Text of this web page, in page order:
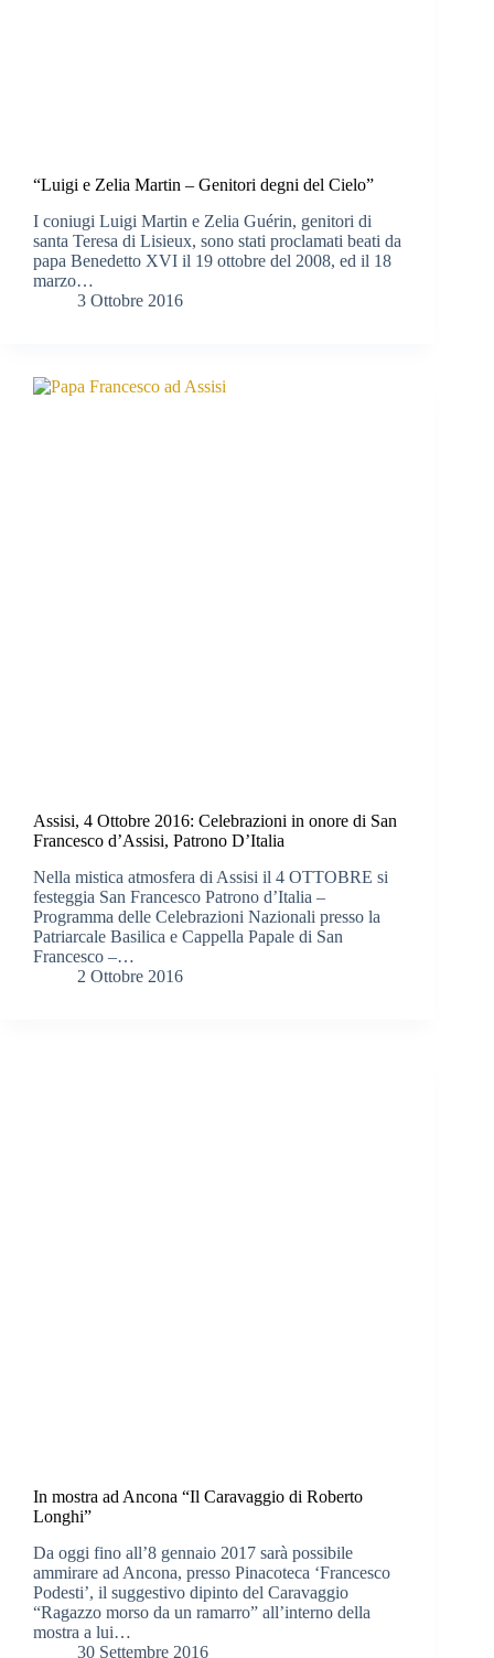
“Luigi e Zelia Martin – Genitori degni del Cielo”
I coniugi Luigi Martin e Zelia Guérin, genitori di
santa Teresa di Lisieux, sono stati proclamati beati da
papa Benedetto XVI il 19 ottobre del 2008, ed il 18
marzo…
3 Ottobre 2016
Assisi, 4 Ottobre 2016: Celebrazioni in onore di San
Francesco d’Assisi, Patrono D’Italia
Nella mistica atmosfera di Assisi il 4 OTTOBRE si
festeggia San Francesco Patrono d’Italia –
Programma delle Celebrazioni Nazionali presso la
Patriarcale Basilica e Cappella Papale di San
Francesco –…
2 Ottobre 2016
In mostra ad Ancona “Il Caravaggio di Roberto
Longhi”
Da oggi fino all’8 gennaio 2017 sarà possibile
ammirare ad Ancona, presso Pinacoteca ‘Francesco
Podesti’, il suggestivo dipinto del Caravaggio
“Ragazzo morso da un ramarro” all’interno della
mostra a lui…
30 Settembre 2016